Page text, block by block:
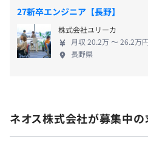
プロジェクトごとに選択、ウ
ル、スクラム、ペアプロ、チ
ピング
無期雇用
3か月
男性1人/2人
女性2人/2人
役員及び管理的地位にある者に
役員0.0%
27新卒エンジニア【長野】
株式会社ユリーカ
月収 20.2万 〜 26.2万円
長野県
ネオス株式会社が募集中の